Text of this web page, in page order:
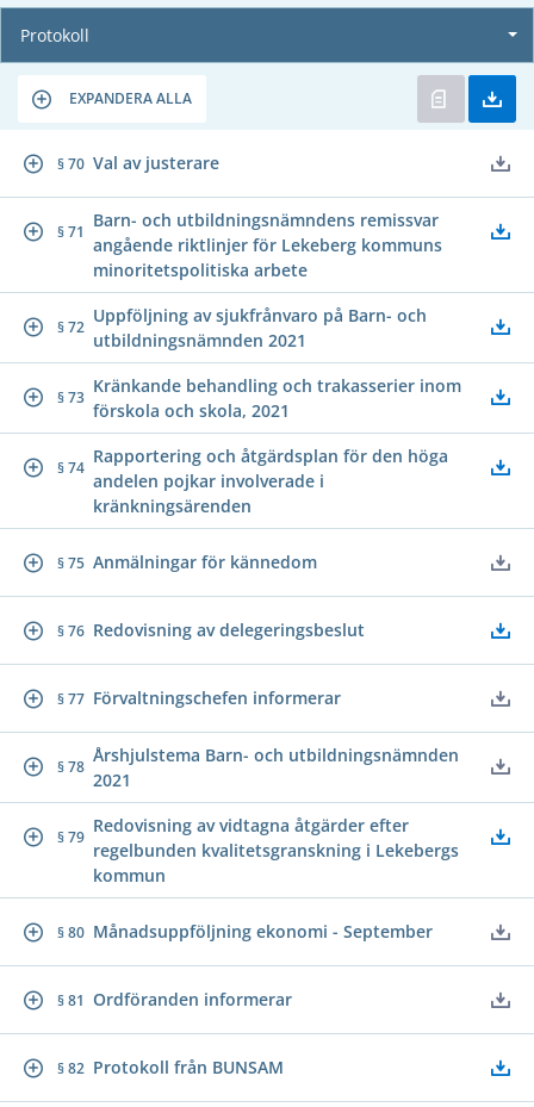
Protokoll
EXPANDERA ALLA
§ 70 Val av justerare
§ 71
Barn- och utbildningsnämndens remissvar
angående riktlinjer för Lekeberg kommuns
minoritetspolitiska arbete
§ 72
Uppföljning av sjukfrånvaro på Barn- och
utbildningsnämnden 2021
§ 73
Kränkande behandling och trakasserier inom
förskola och skola, 2021
§ 74
Rapportering och åtgärdsplan för den höga
andelen pojkar involverade i
kränkningsärenden
§ 75 Anmälningar för kännedom
§ 76 Redovisning av delegeringsbeslut
§ 77 Förvaltningschefen informerar
§ 78
Årshjulstema Barn- och utbildningsnämnden
2021
§ 79
Redovisning av vidtagna åtgärder efter
regelbunden kvalitetsgranskning i Lekebergs
kommun
§ 80 Månadsuppföljning ekonomi - September
§ 81 Ordföranden informerar
§ 82 Protokoll från BUNSAM